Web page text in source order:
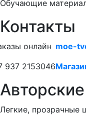
Обучающие
Контакты
онлайн
937 2153046
moe-
Легкие, прозрачные